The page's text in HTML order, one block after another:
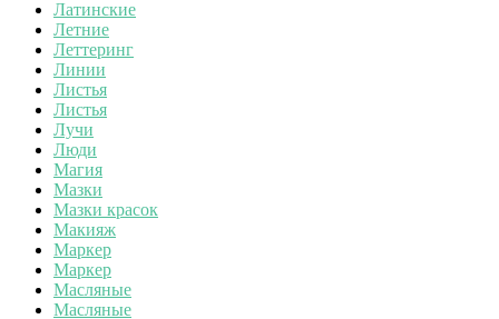
Латинские
Летние
Леттеринг
Линии
Листья
Листья
Лучи
Люди
Магия
Мазки
Мазки красок
Макияж
Маркер
Маркер
Масляные
Масляные